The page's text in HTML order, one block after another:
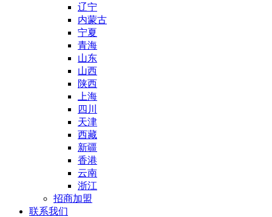
辽宁
内蒙古
宁夏
青海
山东
山西
陕西
上海
四川
天津
西藏
新疆
香港
云南
浙江
招商加盟
联系我们